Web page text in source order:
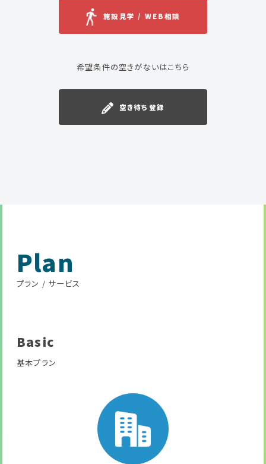
施設見学 / WEB相談
希望条件の空きがないはこちら
空き待ち登録
Plan
プラン / サービス
Basic
基本プラン